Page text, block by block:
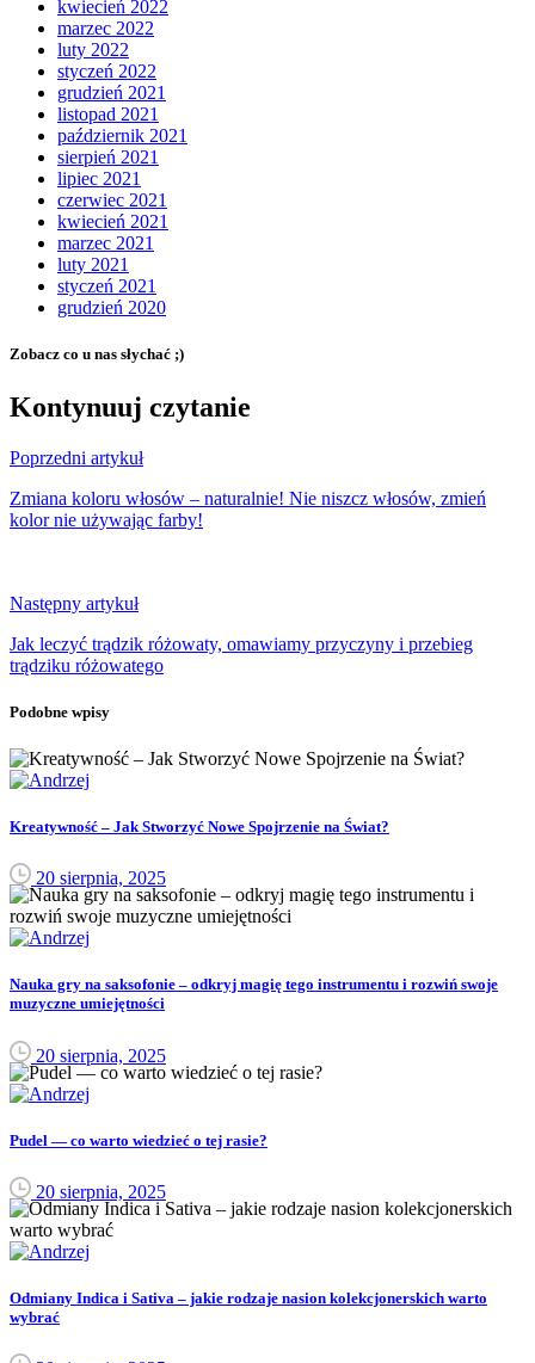
kwiecień 2022
marzec 2022
luty 2022
styczeń 2022
grudzień 2021
listopad 2021
październik 2021
sierpień 2021
lipiec 2021
czerwiec 2021
kwiecień 2021
marzec 2021
luty 2021
styczeń 2021
grudzień 2020
Zobacz co u nas słychać ;)
Kontynuuj czytanie
Poprzedni artykuł
Zmiana koloru włosów – naturalnie! Nie niszcz włosów, zmień
kolor nie używając farby!
Następny artykuł
Jak leczyć trądzik różowaty, omawiamy przyczyny i przebieg
trądziku różowatego
Podobne wpisy
Kreatywność – Jak Stworzyć Nowe Spojrzenie na Świat?
20 sierpnia, 2025
Nauka gry na saksofonie – odkryj magię tego instrumentu i rozwiń swoje
muzyczne umiejętności
20 sierpnia, 2025
Pudel — co warto wiedzieć o tej rasie?
20 sierpnia, 2025
Odmiany Indica i Sativa – jakie rodzaje nasion kolekcjonerskich warto
wybrać